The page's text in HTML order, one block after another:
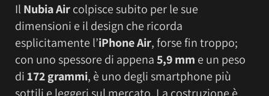
Il Nubia Aircolpisce subito per le sue
dimensioni e il design che ricorda
esplicitamente l’iPhone Air, forse fin troppo;
con uno spessore di appena5,9 mm e un peso
di172 grammi, è uno degli smartphone più